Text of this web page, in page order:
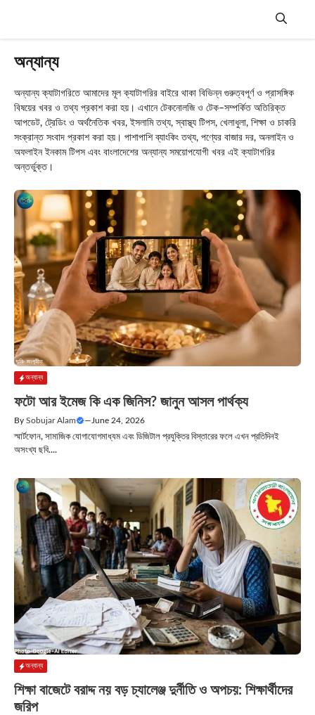
Menu
অন্যান্য
অন্যান্য ক্যাটাগরিতে আমাদের মূল ক্যাটাগরির বাইরে থাকা বিভিন্ন গুরুত্বপূর্ণ ও প্রাসঙ্গিক
বিষয়ের খবর ও তথ্য প্রকাশ করা হয়। এখানে টেকনোলজি ও টেক–সম্পর্কিত অতিরিক্ত
আপডেট, ট্রেডিং ও অর্থনৈতিক খবর, ইসলামি তথ্য, স্বাস্থ্য টিপস, খেলাধুলা, শিক্ষা ও চাকরি
সংক্রান্ত সংবাদ প্রকাশ করা হয়। পাশাপাশি ব্যাংকিং তথ্য, পণ্যের বাজার দর, অনলাইন ও
অফলাইন ইনকাম টিপস এবং বাংলাদেশের অন্যান্য সময়োপযোগী খবর এই ক্যাটাগরির
অন্তর্ভুক্ত।
অন্যান্য
ফটো আর ইমেজ কি এক জিনিস? জানুন আসল পার্থক্য
By Sobujar Alam — June 24, 2026
স্মার্টফোন, সামাজিক যোগাযোগমাধ্যম এবং ডিজিটাল প্রযুক্তির বিস্তারের ফলে এখন প্রতিদিনই
অসংখ্য ছবি....
অন্যান্য
শিক্ষা বাজেটে বরাদ্দ নয় বড় চ্যালেঞ্জ দুর্নীতি ও অপচয়: শিক্ষার্থীদের
জরিপ